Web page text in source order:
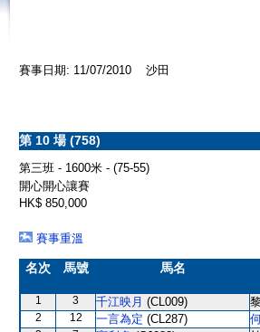
賽事日期: 11/07/2010 沙田
第 10 場 (758)
第三班 - 1600米 - (75-55)
開心開心讓賽
HK$ 850,000
賽事重溫
名次 馬號 馬名
1 3 千江映月 (CL009)
2 12 一言為定 (CL287)